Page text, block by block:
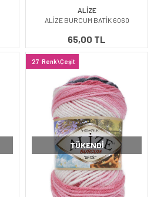
ALİZE
ALİZE BURCUM BATİK 6060
65,00 TL
27 Renk\Çeşit
TÜKENDI